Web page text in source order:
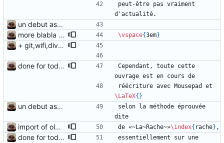
peut-être pas vraiment
d'actualité.
un debut assez timide...
more blabla again
\vspace{3em}
+ git,wifi,divers,threads chapters
done for today
Cependant, toute cette
ouvrage est en cours de
\LaTeX{ }
un debut assez timide...
selon la méthode éprouvée
dite
import of olds chapters de «~La~Rache~»\index{ rache} ,
done for today
essentiellement sur une